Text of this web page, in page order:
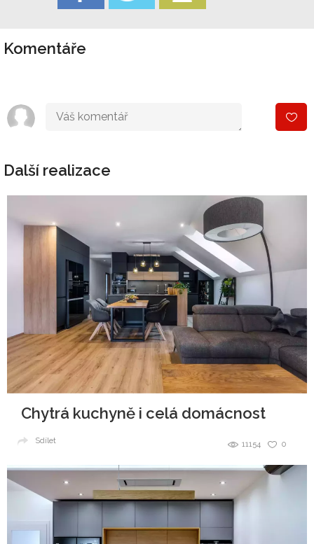
Komentáře
Další realizace
Chytrá kuchyně i celá domácnost
0
11154
Sdílet